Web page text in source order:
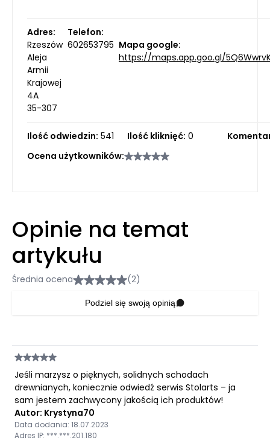
Adres:
Rzeszów
Aleja
Armii
Krajowej
4A
35-307
Telefon:
602653795 Mapa google:
https://maps.app.goo.gl/
Ilość odwiedzin: 541 Ilość kliknięć: 0
Ocena użytkowników:
Opinie na temat
artykułu
Średnia ocena (2)
Podziel się swoją opinią
Jeśli marzysz o pięknych, solidnych schodach
drewnianych, koniecznie odwiedź serwis Stolarts – ja
sam jestem zachwycony jakością ich produktów!
Autor: Krystyna70
Data dodania: 18.07.2023
Adres IP: ***.***.201.180